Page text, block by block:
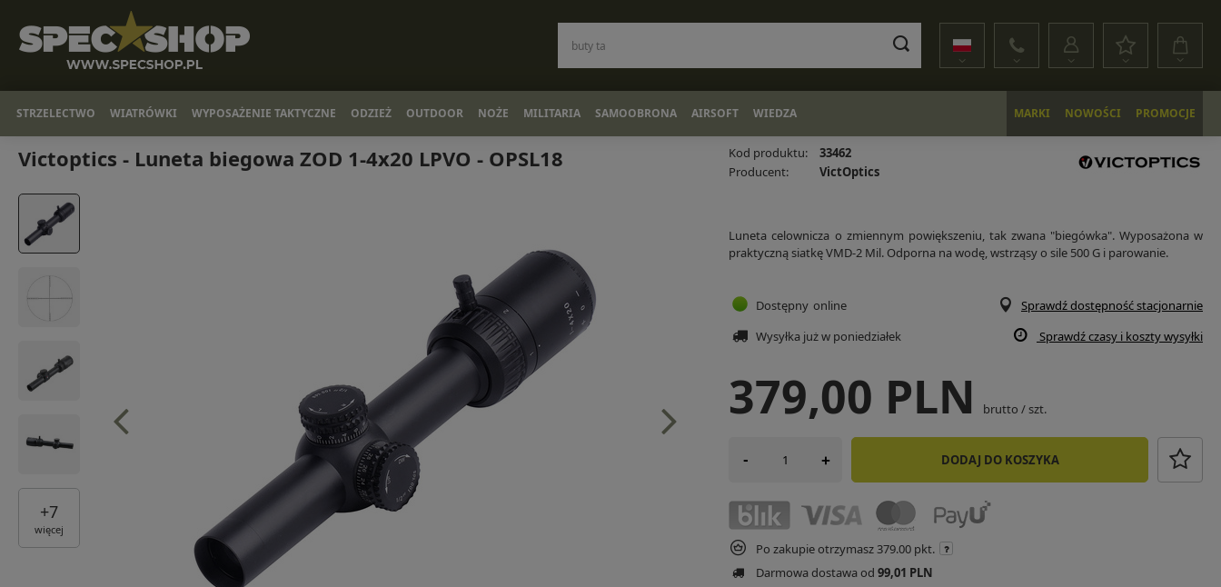
STRZELECTWO WIATRÓWKI WYPOSAŻENIE TAKTYCZNE ODZIEŻ OUTDOOR NOŻE MILITARIA SAMOOBRONA AIRSOFT WIEDZA MARKI NOWOŚCI PROMOCJE
Victoptics - Luneta biegowa ZOD 1-4x20 LPVO - OPSL18
+7
więcej
Kod produktu:
33462
Producent:
VictOptics
Luneta celownicza o zmiennym powiększeniu, tak zwana "biegówka". Wyposażona w
praktyczną siatkę VMD-2 Mil. Odporna na wodę, wstrząsy o sile 500 G i parowanie.
Dostępny online
Sprawdź dostępność stacjonarnie
Wysyłka jużw poniedziałek Sprawdź czasy i koszty wysyłki
379,00 PLN brutto /szt.
- + DODAJ DO KOSZYKA
Po zakupie otrzymasz 379.00 pkt.
Darmowa dostawa od99,01 PLN